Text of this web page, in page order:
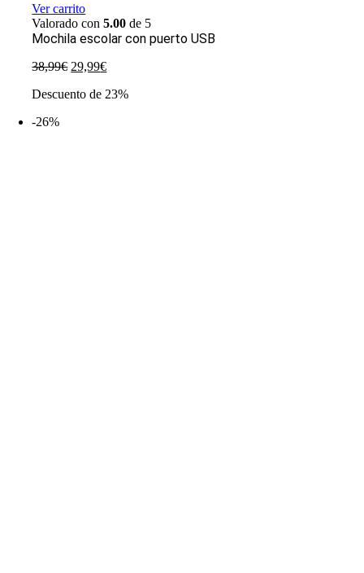
Ver carrito
Valorado con5.00 de 5
Mochila escolar con puerto USB
38,99€ El
original
29,99€El
actual
Descuento de 23%
-26%